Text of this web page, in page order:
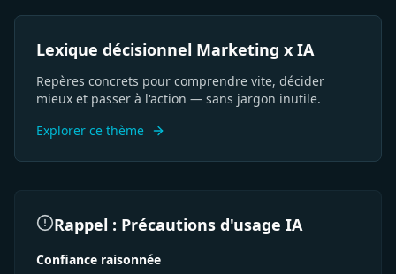
CTA
Acquisition
KPI ROI
Visibilité GEO Stratégie IA
Parcours Conversion
Branding Différenciation
Lexique décisionnel Marketing x IA
Repères concrets pour comprendre vite, décider
mieux et passer à l'action — sans jargon inutile.
Explorer ce thème
Rappel : Précautions d'usage IA
Confiance raisonnée